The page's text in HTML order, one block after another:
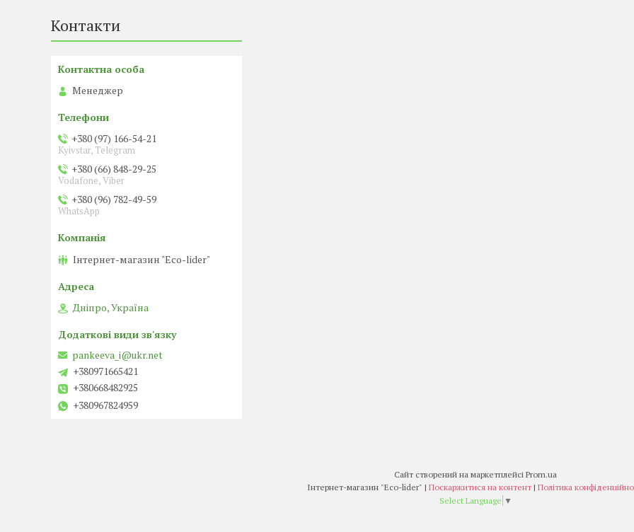
Контакти
Менеджер
+380 (97) 166-54-21
Kyivstar, Telegram
+380 (66) 848-29-25
Vodafone, Viber
+380 (96) 782-49-59
WhatsApp
Інтернет-магазин "Eco-lider"
Дніпро, Україна
pankeeva_i@ukr.net
+380971665421
+380668482925
+380967824959
Сайт створений на маркетплейсі Prom.ua
Інтернет-магазин "Eco-lider" | Поскаржитися на контент | Політика
Select Language ▼